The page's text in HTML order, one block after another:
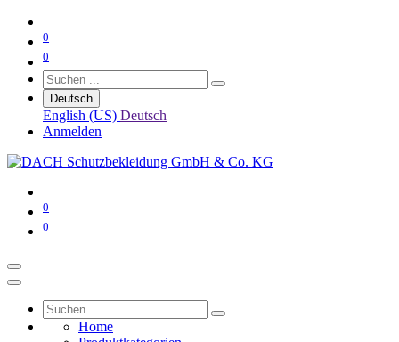
0
0
Deutsch
English (US) Deutsch
Anmelden
0
0
Home